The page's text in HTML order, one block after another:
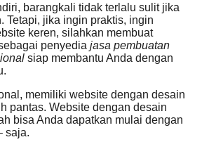
barangkali tidak terlalu sulit jika
Tetapi, jika ingin praktis, ingin
keren, silahkan membuat
penyedia jasa pembuatan
siap membantu Anda dengan
memiliki website dengan desain
pantas. Website dengan desain
bisa Anda dapatkan mulai dengan
saja.